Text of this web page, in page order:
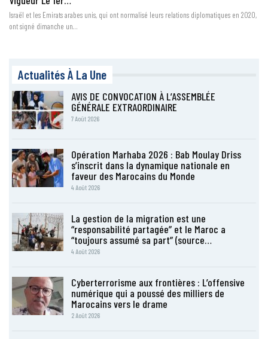
Israël et les Emirats arabes unis, qui ont normalisé leurs relations diplomatiques en 2020,
ont signé dimanche un…
Actualités À La Une
AVIS DE CONVOCATION À L’ASSEMBLÉE
GÉNÉRALE EXTRAORDINAIRE
7 Août 2026
Opération Marhaba 2026 : Bab Moulay Driss
s’inscrit dans la dynamique nationale en
faveur des Marocains du Monde
4 Août 2026
La gestion de la migration est une
“responsabilité partagée” et le Maroc a
“toujours assumé sa part” (source…
4 Août 2026
Cyberterrorisme aux frontières : L’offensive
numérique qui a poussé des milliers de
Marocains vers le drame
2 Août 2026